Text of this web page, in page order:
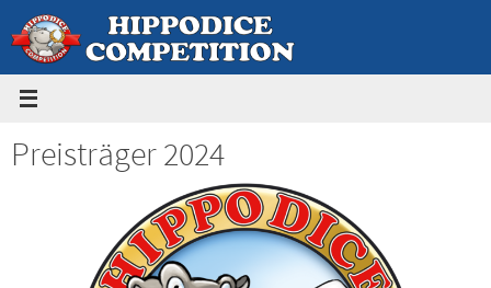
Inhalt
springen
Preisträger 2024